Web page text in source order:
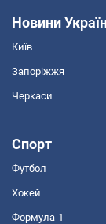
Новини
Київ
Запоріжжя
Черкаси
Спорт
Футбол
Хокей
Формула-1